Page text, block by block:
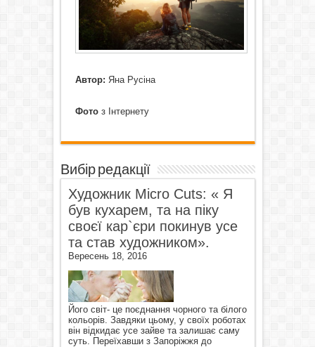
Автор: Яна Русіна
Фотоз Інтернету
Вибір редакції
Художник Micro Cuts: « Я
був кухарем, та на піку
своєї кар`єри покинув усе
та став художником».
Вересень 18, 2016
Його світ- це поєднання чорного та білого
кольорів. Завдяки цьому, у своїх роботах
він відкидає усе зайве та залишає саму
суть. Переїхавши з Запоріжжя до